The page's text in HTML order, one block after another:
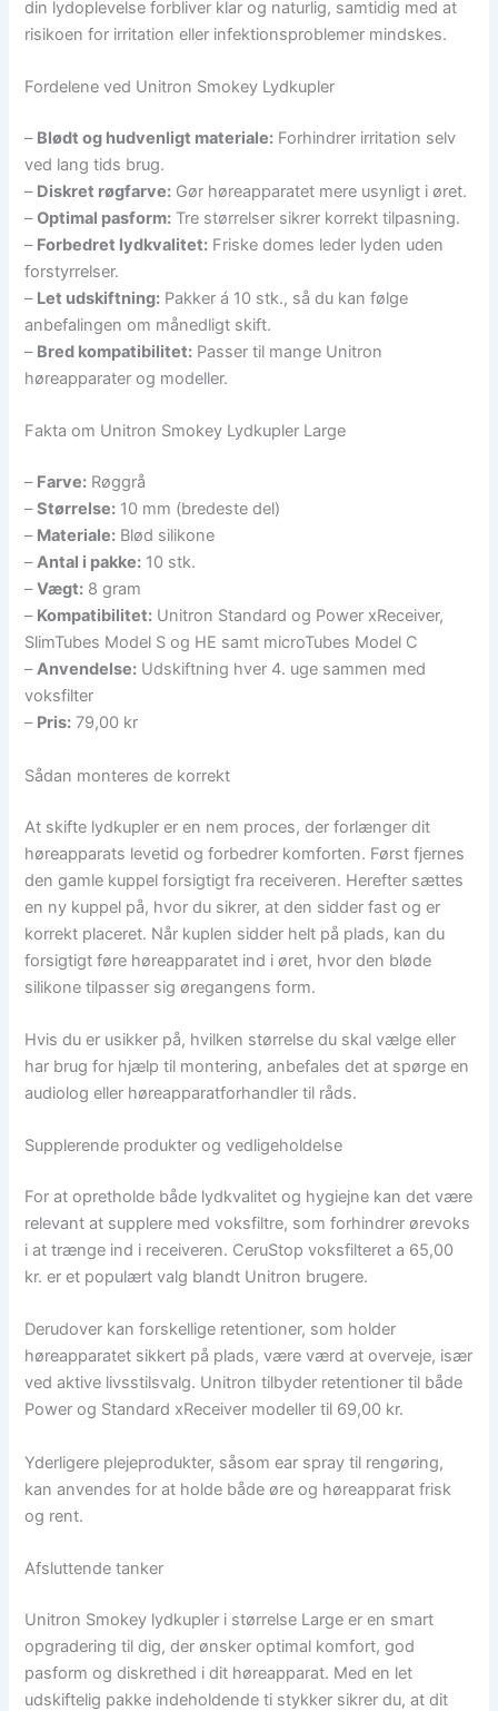
din lydoplevelse forbliver klar og naturlig, samtidig med at
risikoen for irritation eller infektionsproblemer mindskes.
Fordelene ved Unitron Smokey Lydkupler
– Blødt og hudvenligt materiale: Forhindrer irritation selv
ved lang tids brug.
– Diskret røgfarve: Gør høreapparatet mere usynligt i øret.
–Optimal pasform: Tre størrelser sikrer korrekt tilpasning.
– Forbedret lydkvalitet: Friske domes leder lyden uden
forstyrrelser.
– Let udskiftning: Pakker á 10 stk., så du kan følge
anbefalingen om månedligt skift.
– Bred kompatibilitet: Passer til mange Unitron
høreapparater og modeller.
Fakta om Unitron Smokey Lydkupler Large
– Farve: Røggrå
–Størrelse: 10 mm (bredeste del)
– Materiale: Blød silikone
–Antal i pakke: 10 stk.
–Vægt: 8 gram
– Kompatibilitet: Unitron Standard og Power xReceiver,
SlimTubes Model S og HE samt microTubes Model C
–Anvendelse: Udskiftning hver 4. uge sammen med
voksfilter
– Pris: 79,00 kr
Sådan monteres de korrekt
At skifte lydkupler er en nem proces, der forlænger dit
høreapparats levetid og forbedrer komforten. Først fjernes
den gamle kuppel forsigtigt fra receiveren. Herefter sættes
en ny kuppel på, hvor du sikrer, at den sidder fast og er
korrekt placeret. Når kuplen sidder helt på plads, kan du
forsigtigt føre høreapparatet ind i øret, hvor den bløde
silikone tilpasser sig øregangens form.
Hvis du er usikker på, hvilken størrelse du skal vælge eller
har brug for hjælp til montering, anbefales det at spørge en
audiolog eller høreapparatforhandler til råds.
Supplerende produkter og vedligeholdelse
For at opretholde både lydkvalitet og hygiejne kan det være
relevant at supplere med voksfiltre, som forhindrer ørevoks
i at trænge ind i receiveren. CeruStop voksfilteret a 65,00
kr. er et populært valg blandt Unitron brugere.
Derudover kan forskellige retentioner, som holder
høreapparatet sikkert på plads, være værd at overveje, især
ved aktive livsstilsvalg. Unitron tilbyder retentioner til både
Power og Standard xReceiver modeller til 69,00 kr.
Yderligere plejeprodukter, såsom ear spray til rengøring,
kan anvendes for at holde både øre og høreapparat frisk
og rent.
Afsluttende tanker
Unitron Smokey lydkupler i størrelse Large er en smart
opgradering til dig, der ønsker optimal komfort, god
pasform og diskrethed i dit høreapparat. Med en let
udskiftelig pakke indeholdende ti stykker sikrer du, at dit